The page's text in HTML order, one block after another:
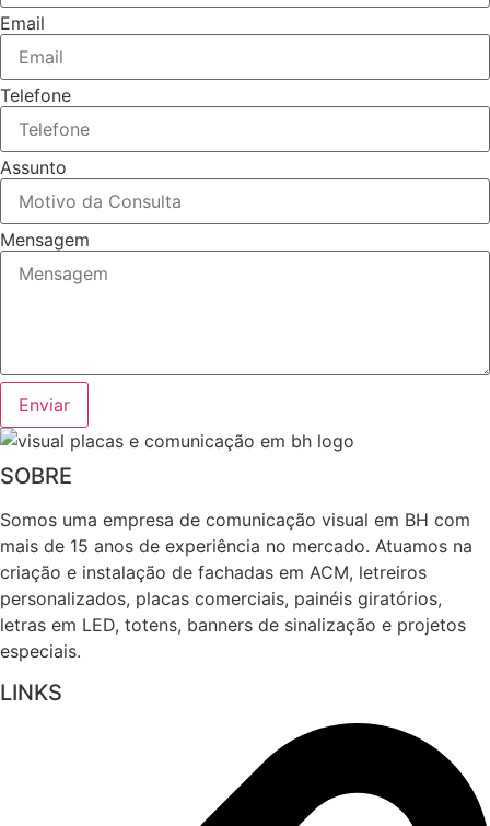
Email
Telefone
Assunto
Mensagem
Enviar
SOBRE
Somos uma empresa de comunicação visual em BH com
mais de 15 anos de experiência no mercado. Atuamos na
criação e instalação de fachadas em ACM, letreiros
personalizados, placas comerciais, painéis giratórios,
letras em LED, totens, banners de sinalização e projetos
especiais.
LINKS